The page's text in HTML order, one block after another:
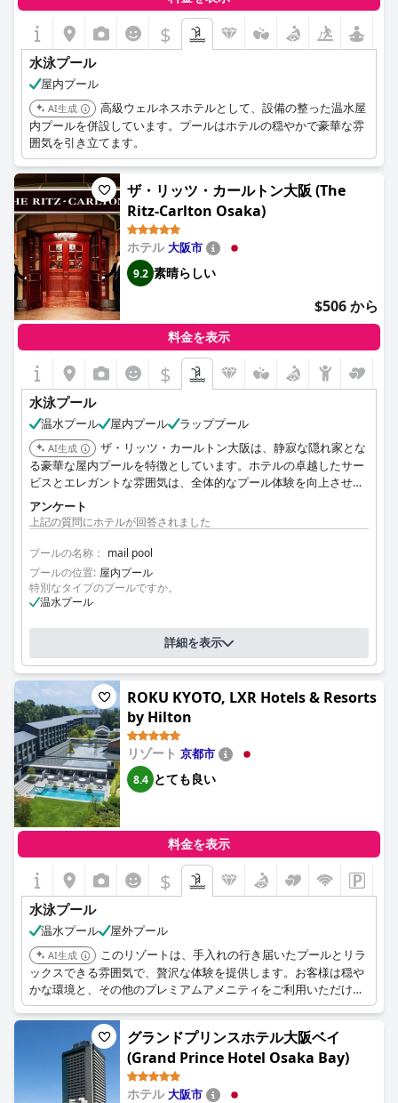
$
水泳プール
屋内プール
AI生成
高級ウェルネスホテルとして、設備の整った温水屋
内プールを併設しています。プールはホテルの穏やかで豪華な雰
囲気を引き立てます。
ザ・リッツ・カールトン大阪 (The
Ritz-Carlton Osaka)
ホテル大阪市
9.2 素晴らしい
$506 から
料金を表示
$
水泳プール
温水プール 屋内プール ラッププール
AI生成
ザ・リッツ・カールトン大阪は、静寂な隠れ家とな
る豪華な屋内プールを特徴としています。ホテルの卓越したサー
ビスとエレガントな雰囲気は、全体的なプール体験を向上させ、
目の肥えたお客様にとって最高の選択肢となっています。
アンケート
上記の質問にホテルが回答されました
プールの名称： mail pool
プールの位置: 屋内プール
特別なタイプのプールですか。
温水プール
詳細を表示
ROKU KYOTO, LXR Hotels & Resorts
by Hilton
リゾート 京都市
8.4 とても良い
料金を表示
$
水泳プール
温水プール 屋外プール
AI生成
このリゾートは、手入れの行き届いたプールとリラ
ックスできる雰囲気で、贅沢な体験を提供します。お客様は穏や
かな環境と、その他のプレミアムアメニティをご利用いただけま
す。
グランドプリンスホテル大阪ベイ
(Grand Prince Hotel Osaka Bay)
ホテル大阪市